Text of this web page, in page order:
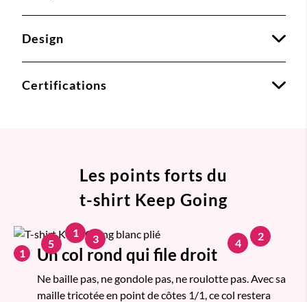
Design
Certifications
Les points forts du
t-shirt Keep Going
1 Un col rond qui file droit
Ne baille pas, ne gondole pas, ne roulotte pas. Avec sa
maille tricotée en point de côtes 1/1, ce col restera
1 2
3 4
5